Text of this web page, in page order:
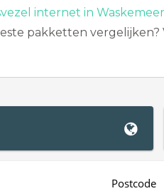
internet in Waskemeer
pakketten
Postcode